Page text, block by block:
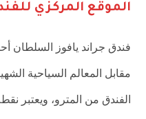
الموقع المركزي
فندق جراند يافوز السلطان
مقابل المعالم السياحية
الفندق من المترو، ويعتبر